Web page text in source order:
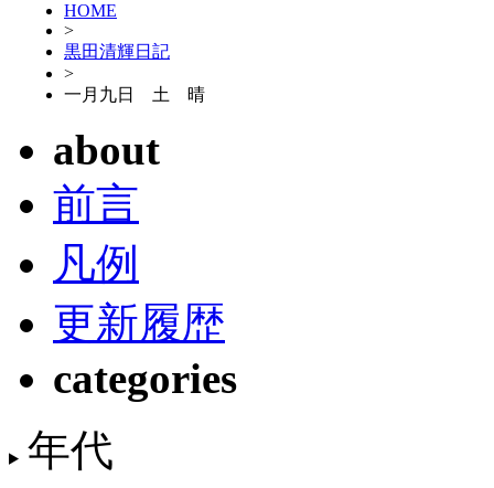
HOME
>
黒田清輝日記
>
一月九日 土 晴
about
前言
凡例
更新履歴
categories
年代